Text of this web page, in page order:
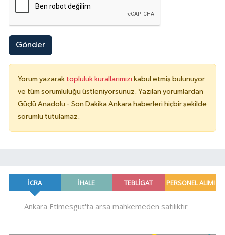
Gönder
Yorum yazarak topluluk kurallarımızı kabul etmiş bulunuyor
ve tüm sorumluluğu üstleniyorsunuz. Yazılan yorumlardan
Güçlü Anadolu - Son Dakika Ankara haberleri hiçbir şekilde
sorumlu tutulamaz.